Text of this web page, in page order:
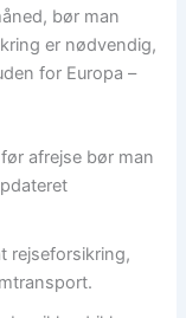
bør man
er nødvendig,
for Europa –
afrejse bør man
rejseforsikring,